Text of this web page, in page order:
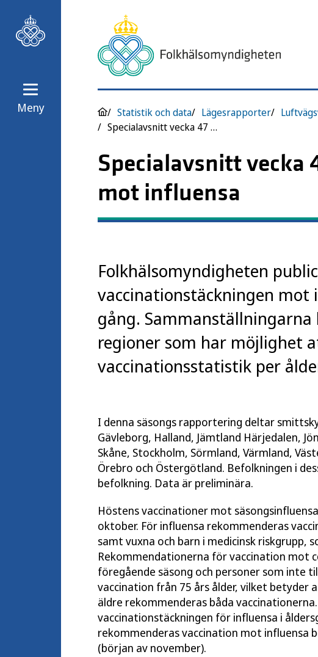
Meny Statistik och data Lägesrapporter
Specialavsnitt vecka 47 2025
Specialavsnitt vecka
mot influensa
Folkhälsomyndigheten
vaccinationstäckningen mot
gång. Sammanställningarna
regioner som har möjlighet
vaccinationsstatistik per
I denna säsongs rapportering deltar
Gävleborg, Halland, Jämtland Härjedalen,
Skåne, Stockholm, Sörmland, Värmland,
Örebro och Östergötland. Befolkningen i
befolkning. Data är preliminära.
Höstens vaccinationer mot
oktober. För influensa rekommenderas
samt vuxna och barn i medicinsk riskgrupp,
Rekommendationerna för vaccination mot
föregående säsong och personer som inte
vaccination från 75 års ålder, vilket betyder
äldre rekommenderas båda
vaccinationstäckningen för influensa i
rekommenderas vaccination mot influensa
(början av november).